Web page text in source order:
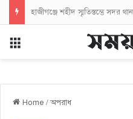
হাজীগঞ্জে শহীদ স্মৃতিস্তম্ভে সদর
Home /অপরাধ